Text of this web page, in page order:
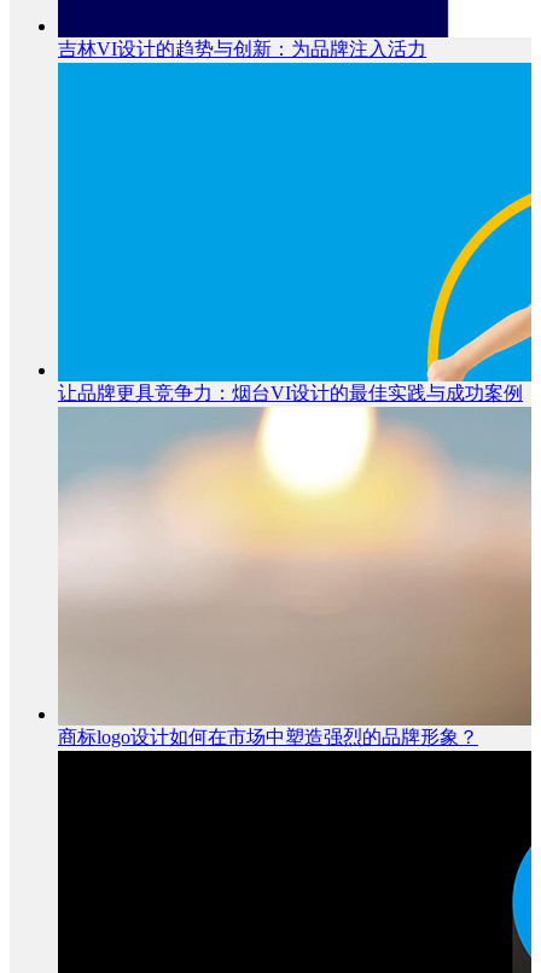
吉林VI设计的趋势与创新：为品牌注入活力
让品牌更具竞争力：烟台VI设计的最佳实践与成功案例
商标logo设计如何在市场中塑造强烈的品牌形象？